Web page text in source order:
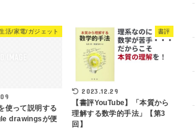
活/家電/ガジェット
使って説明する
drawingsが便
書評
2023.12.29
【書評YouTube】「本質から
理解する数学的手法」【第3
回】